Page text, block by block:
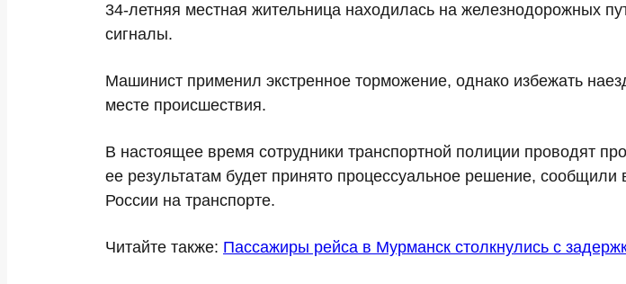
34-летняя местная жительница находилась на железнодорожных
сигналы.
Машинист применил экстренное торможение, однако избежать
месте происшествия.
В настоящее время сотрудники транспортной полиции проводят
ее результатам будет принято процессуальное решение,
России на транспорте.
Читайте также: Пассажиры рейса в Мурманск столкнулись с